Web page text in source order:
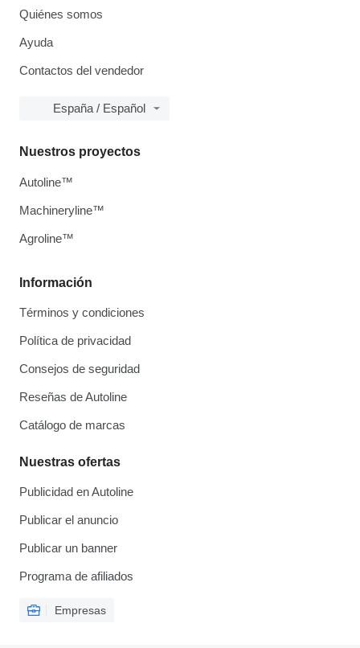
Quiénes somos
Ayuda
Contactos del vendedor
España / Español
Información
Términos y condiciones
Política de privacidad
Consejos de seguridad
Reseñas de Autoline
Catálogo de marcas
Nuestras ofertas
Publicidad en Autoline
Publicar el anuncio
Publicar un banner
Programa de afiliados
Empresas
Nuestros proyectos
Autoline™
Machineryline™
Agroline™